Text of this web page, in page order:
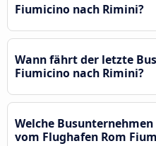
Fiumicino nach Rimini?
Wann fährt der letzte
Fiumicino nach Rimini?
Welche
vom Flughafen Rom